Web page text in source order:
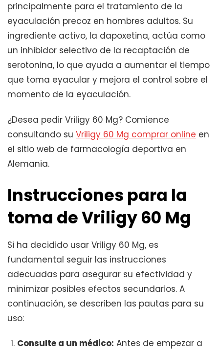
principalmente para el tratamiento de la
eyaculación precoz en hombres adultos. Su
ingrediente activo, la dapoxetina, actúa como
un inhibidor selectivo de la recaptación de
serotonina, lo que ayuda a aumentar el tiempo
que toma eyacular y mejora el control sobre el
momento de la eyaculación.
¿Desea pedir Vriligy 60 Mg? Comience
consultando su Vriligy 60 Mg comprar online en
el sitio web de farmacología deportiva en
Alemania.
Instrucciones para la
toma de Vriligy 60 Mg
Si ha decidido usar Vriligy 60 Mg, es
fundamental seguir las instrucciones
adecuadas para asegurar su efectividad y
minimizar posibles efectos secundarios. A
continuación, se describen las pautas para su
uso:
Consulte a un médico: Antes de empezar a